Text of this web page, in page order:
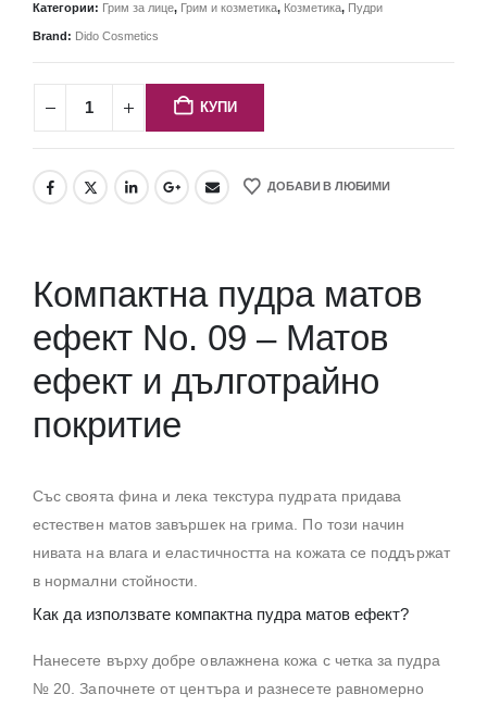
Категории: Грим за лице, Грим и козметика, Козметика, Пудри
Brand: Dido Cosmetics
КУПИ
ДОБАВИ В ЛЮБИМИ
Компактна пудра матов
ефект Nо. 09 – Матов
ефект и дълготрайно
покритие
Със своята фина и лека текстура пудрата придава
естествен матов завършек на грима. По този начин
нивата на влага и еластичността на кожата се поддържат
в нормални стойности.
Как да използвате компактна пудра матов ефект?
Нанесете върху добре овлажнена кожа с четка за пудра
№ 20. Започнете от центъра и разнесете равномерно